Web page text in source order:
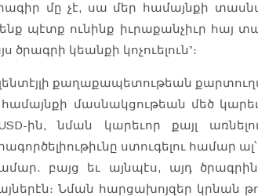
մը չէ, սա մեր համայնքի
պէտք ունինք իւրաքանչիւր հայ
ծրագրի կեանքի կոչուելուն”։
քաղաքապետութեան
համայնքի մասնակցութեան մեծ
ին, նման կարեւոր քայլ
ստուգելու համար
բայց եւ այնպէս, այդ
Նման հարցախոյզեր կրնան